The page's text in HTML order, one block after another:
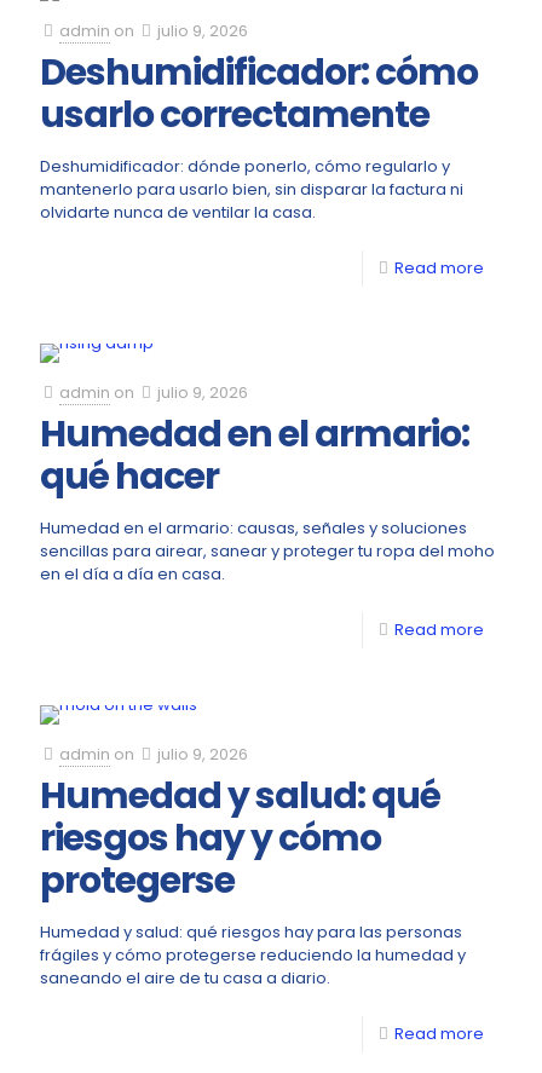
admin on julio 9, 2026
Deshumidificador: cómo
usarlo correctamente
Deshumidificador: dónde ponerlo, cómo regularlo y
mantenerlo para usarlo bien, sin disparar la factura ni
olvidarte nunca de ventilar la casa.
Read more
admin on julio 9, 2026
Humedad en el armario:
qué hacer
Humedad en el armario: causas, señales y soluciones
sencillas para airear, sanear y proteger tu ropa del moho
en el día a día en casa.
Read more
admin on julio 9, 2026
Humedad y salud: qué
riesgos hay y cómo
protegerse
Humedad y salud: qué riesgos hay para las personas
frágiles y cómo protegerse reduciendo la humedad y
saneando el aire de tu casa a diario.
Read more